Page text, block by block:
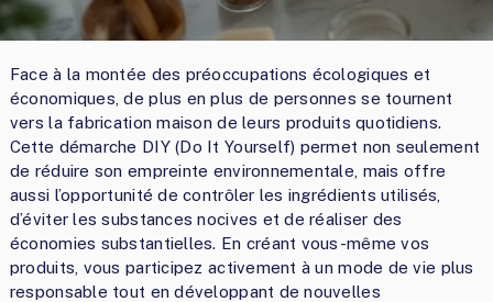
Face à la montée des préoccupations écologiques et
économiques, de plus en plus de personnes se tournent
vers la fabrication maison de leurs produits quotidiens.
Cette démarche DIY (Do It Yourself) permet non seulement
de réduire son empreinte environnementale, mais offre
aussi l’opportunité de contrôler les ingrédients utilisés,
d’éviter les substances nocives et de réaliser des
économies substantielles. En créant vous-même vos
produits, vous participez activement à un mode de vie plus
responsable tout en développant de nouvelles